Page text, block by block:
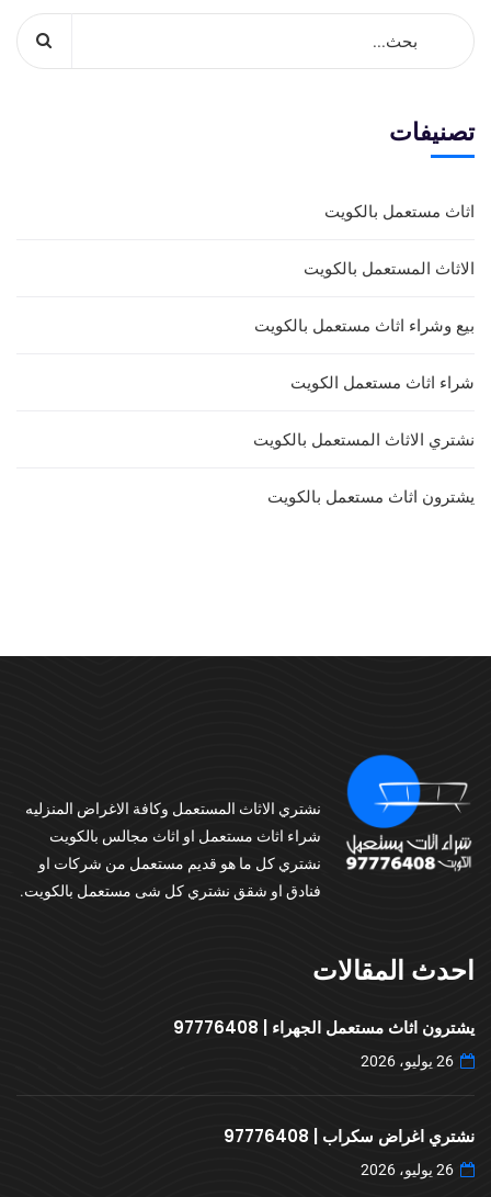
تصنيفات
اثاث مستعمل بالكويت
الاثاث المستعمل بالكويت
بيع وشراء اثاث مستعمل بالكويت
شراء اثاث مستعمل الكويت
نشتري الاثاث المستعمل بالكويت
يشترون اثاث مستعمل بالكويت
نشتري الاثاث المستعمل وكافة الاغراض المنزليه
شراء اثاث مستعمل او اثاث مجالس بالكويت
نشتري كل ما هو قديم مستعمل من شركات او
فنادق او شقق نشتري كل شى مستعمل بالكويت.
احدث المقالات
يشترون اثاث مستعمل الجهراء | 97776408
26 يوليو، 2026
نشتري اغراض سكراب | 97776408
26 يوليو، 2026